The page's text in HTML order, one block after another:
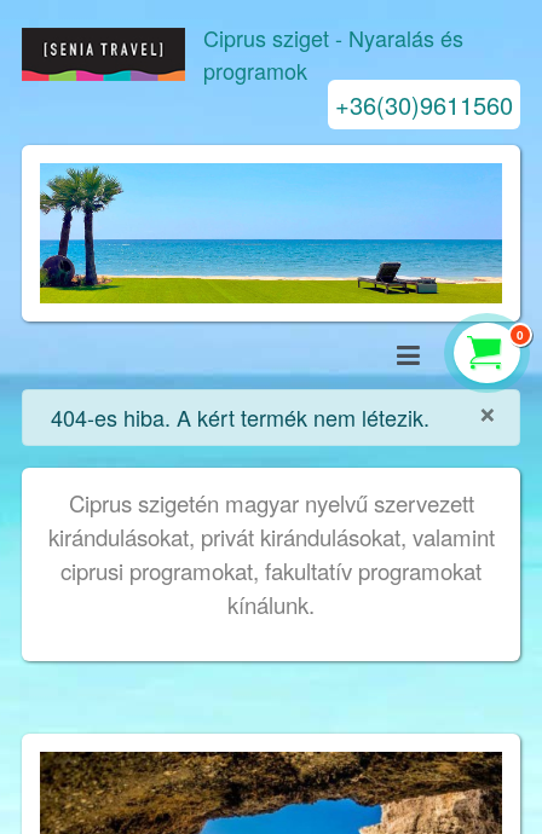
Ciprus sziget - Nyaralás és
programok
+36(30)9611560
0
×
info
404-es hiba. A kért termék nem létezik.
Ciprus szigetén magyar nyelvű szervezett
kirándulásokat, privát kirándulásokat, valamint
ciprusi programokat, fakultatív programokat
kínálunk.